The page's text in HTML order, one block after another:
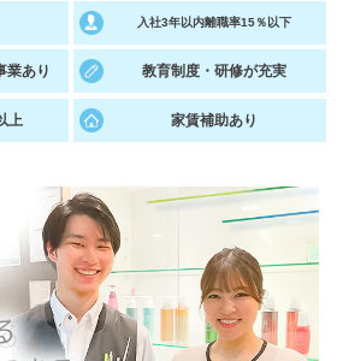
動画で対策講座をチェック
パー よくある質問
不明点があればこちら
入社3年以内離職率15％以下
業あり 教育制度・研修が充実
上 家賃補助あり